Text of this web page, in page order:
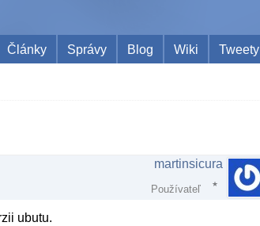
Články Správy Blog Wiki Tweety
martinsicura
Používateľ
ubutu.